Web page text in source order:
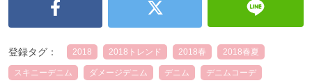
登録タグ： 2018 2018トレンド 2018春 2018春夏
スキニーデニム ダメージデニム デニム デニムコーデ